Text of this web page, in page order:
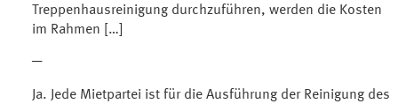
Treppenhausreinigung durchzuführen, werden die Kosten
im Rahmen […]
─
Ja. Jede Mietpartei ist für die Ausführung der Reinigung des